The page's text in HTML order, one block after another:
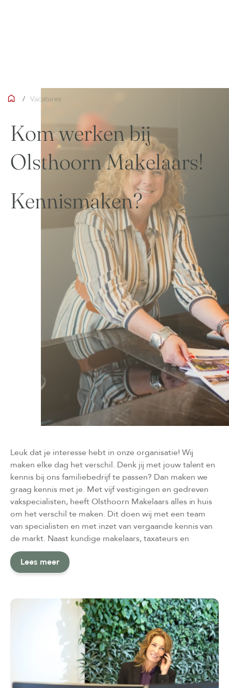
/ Vacatures
Kom werken bij
Olsthoorn Makelaars!
Kennismaken?
Leuk dat je interesse hebt in onze organisatie! Wij
maken elke dag het verschil. Denk jij met jouw talent en
kennis bij ons familiebedrijf te passen? Dan maken we
graag kennis met je. Met vijf vestigingen en gedreven
vakspecialisten, heeft Olsthoorn Makelaars alles in huis
om het verschil te maken. Dit doen wij met een team
van specialisten en met inzet van vergaande kennis van
de markt. Naast kundige makelaars, taxateurs en
nieuwbouwspecialisten hebben wij ook een eigen
styliste en fotografe in dienst. Bovendien zorgen wij
met onze enthousiaste marketing- en
presentatiemix. Als familiebedrijf staat het bij ons altijd
voorop om met een persoonlijke aanpak te werk te
Wat betekent dat?
Altijd gaan voor het beste resultaat
Lees meer